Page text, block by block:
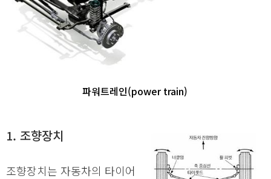
파워트레인(power train)
1. 조향장치
조향장치는 자동차의 타이어